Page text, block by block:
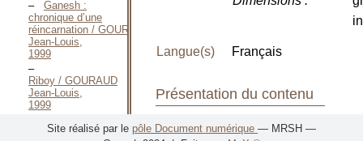
Ganesh :
chronique d’une
réincarnation / GOURAUD
Jean-Louis,
1999
Riboy / GOURAUD
Jean-Louis,
1999
Серко / ГУРО
Langue(s) Français
Présentation du contenu
Classement: Art
Site réalisé par le pôle Document numérique — MRSH —